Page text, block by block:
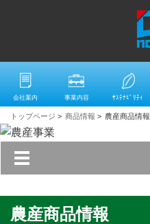
会社案内 事業内容 ｻｽﾃﾅﾋﾞﾘﾃｨ
トップページ > 商品情報 > 農産商品情報
農産商品情報